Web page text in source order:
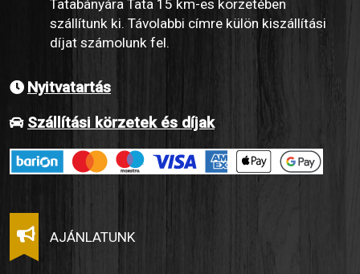
Tatabányára Tata 15 km-es körzetében
szállítunk ki. Távolabbi címre külön kiszállítási
díjat számolunk fel.
Nyitvatartás
Szállítási körzetek és díjak
AJÁNLATUNK